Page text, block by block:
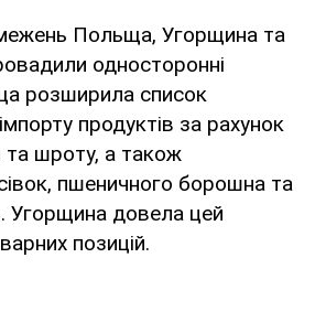
Польща, Угорщина та
односторонні
розширила список
продуктів за рахунок
та шроту, а також
пшеничного борошна та
Угорщина довела цей
позицій.